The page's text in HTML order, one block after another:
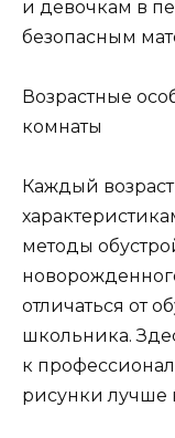
и девочкам в
безопасным
Возрастные
комнаты
Каждый
методы
отличаться от
школьника.
к
рисунки лучше